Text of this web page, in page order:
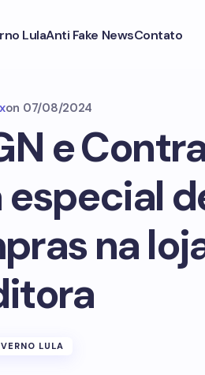
LulaAnti Fake NewsContato
on 07/08/2024
e
na
LULA